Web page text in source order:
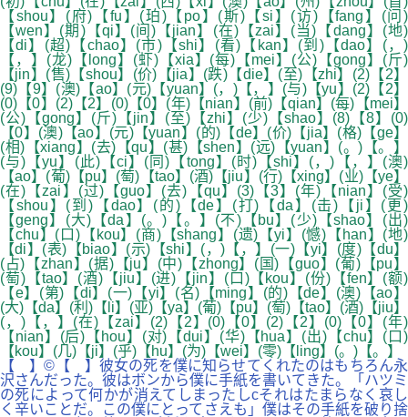
【shou】(府)【fu】(珀)【po】(斯)【si】(访)【fang】(问)
【wen】(期)【qi】(间)【jian】(在)【zai】(当)【dang】(地)
【di】(超)【chao】(市)【shi】(看)【kan】(到)【dao】(，)
【，】(龙)【long】(虾)【xia】(每)【mei】(公)【gong】(斤)
【jin】(售)【shou】(价)【jia】(跌)【die】(至)【zhi】(2)【2】
(9)【9】(澳)【ao】(元)【yuan】(，)【，】(与)【yu】(2)【2】
(0)【0】(2)【2】(0)【0】(年)【nian】(前)【qian】(每)【mei】
(公)【gong】(斤)【jin】(至)【zhi】(少)【shao】(8)【8】(0)
【0】(澳)【ao】(元)【yuan】(的)【de】(价)【jia】(格)【ge】
(相)【xiang】(去)【qu】(甚)【shen】(远)【yuan】(。)【。】
(与)【yu】(此)【ci】(同)【tong】(时)【shi】(，)【，】(澳)
【ao】(葡)【pu】(萄)【tao】(酒)【jiu】(行)【xing】(业)【ye】
(在)【zai】(过)【guo】(去)【qu】(3)【3】(年)【nian】(受)
【shou】(到)【dao】(的)【de】(打)【da】(击)【ji】(更)
【geng】(大)【da】(。)【。】(不)【bu】(少)【shao】(出)
【chu】(口)【kou】(商)【shang】(遗)【yi】(憾)【han】(地)
【di】(表)【biao】(示)【shi】(，)【，】(一)【yi】(度)【du】
(占)【zhan】(据)【ju】(中)【zhong】(国)【guo】(葡)【pu】
(萄)【tao】(酒)【jiu】(进)【jin】(口)【kou】(份)【fen】(额)
【e】(第)【di】(一)【yi】(名)【ming】(的)【de】(澳)【ao】
(大)【da】(利)【li】(亚)【ya】(葡)【pu】(萄)【tao】(酒)【jiu】
(，)【，】(在)【zai】(2)【2】(0)【0】(2)【2】(0)【0】(年)
【nian】(后)【hou】(对)【dui】(华)【hua】(出)【chu】(口)
【kou】(几)【ji】(乎)【hu】(为)【wei】(零)【ling】(。)【。】
【 】©【 】彼女の死を僕に知らせてくれたのはもちろん永
沢さんだった。彼はボンから僕に手紙を書いてきた。「ハツミ
の死によって何かが消えてしまったしcそれはたまらなく哀し
く辛いことだ。この僕にとってさえも」僕はその手紙を破り捨